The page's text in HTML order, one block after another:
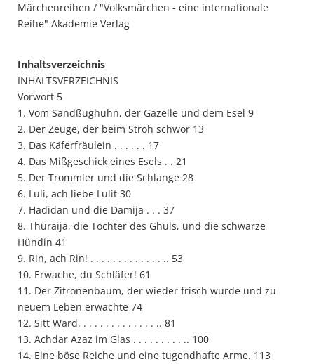
Märchenreihen / "Volksmärchen - eine internationale
Reihe" Akademie Verlag
Inhaltsverzeichnis
INHALTSVERZEICHNIS
Vorwort 5
1. Vom Sandßughuhn, der Gazelle und dem Esel 9
2. Der Zeuge, der beim Stroh schwor 13
3. Das Käferfräulein . . . . . . 17
4. Das Mißgeschick eines Esels . . 21
5. Der Trommler und die Schlange 28
6. Luli, ach liebe Lulit 30
7. Hadidan und die Damija . . . 37
8. Thuraija, die Tochter des Ghuls, und die schwarze
Hündin 41
9. Rin, ach Rin! . . . . . . . . . . . . . .. 53
10. Erwache, du Schläfer! 61
11. Der Zitronenbaum, der wieder frisch wurde und zu
neuem Leben erwachte 74
12. Sitt Ward. . . . . . . . . . . . . . .. 81
13. Achdar Azaz im Glas . . . . . . . . . .. 100
14. Eine böse Reiche und eine tugendhafte Arme. 113